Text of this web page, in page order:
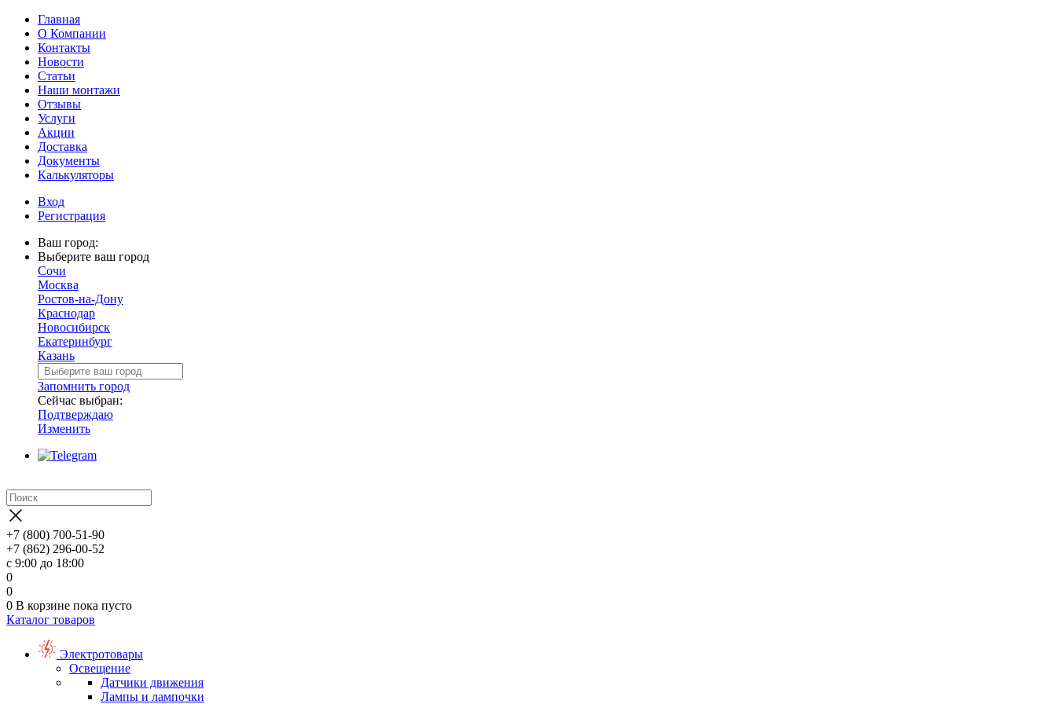
Главная
О Компании
Контакты
Новости
Статьи
Наши монтажи
Отзывы
Услуги
Акции
Доставка
Документы
Калькуляторы
Вход
Регистрация
Ваш город:
Выберите ваш город
Сочи
Москва
Ростов-на-Дону
Краснодар
Новосибирск
Екатеринбург
Казань
Запомнить город
Сейчас выбран:
Подтверждаю
Изменить
+7 (800) 700-51-90
+7 (862) 296-00-52
с 9:00 до 18:00
0
0
0 В корзине пока пусто
Каталог товаров
Электротовары
Освещение
Датчики движения
Лампы и лампочки